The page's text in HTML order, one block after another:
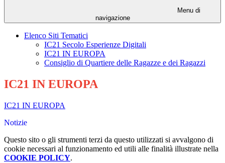
Menu di
navigazione
Elenco Siti Tematici
IC21 Secolo Esperienze Digitali
IC21 IN EUROPA
Consiglio di Quartiere delle Ragazze e dei Ragazzi
IC21 IN EUROPA
IC21 IN EUROPA
Notizie
Questo sito o gli strumenti terzi da questo utilizzati si avvalgono di
cookie necessari al funzionamento ed utili alle finalità illustrate nella
COOKIE POLICY.